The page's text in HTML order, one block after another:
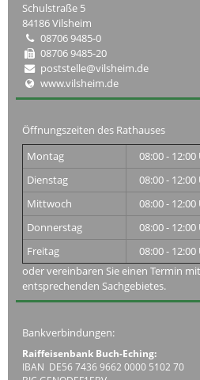
Schulstraße 5
84186 Vilsheim
08706 9485-0
08706 9485-20
poststelle@vilsheim.de
www.vilsheim.de
Öffnungszeiten des Rathauses
Montag
08:00 - 12:00
Dienstag
08:00 - 12:00
Mittwoch
08:00 - 12:00
Donnerstag
08:00 - 12:00
Freitag
08:00 - 12:00
oder vereinbaren Sie einen Termin
entsprechenden Sachgebietes.
Bankverbindungen:
Raiffeisenbank Buch-Eching:
IBAN DE56 7436 9662 0000 5102 70